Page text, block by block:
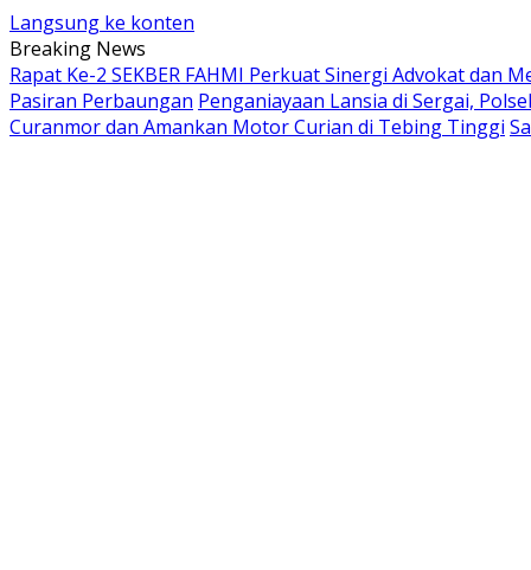
Langsung ke konten
Breaking News
Rapat Ke-2 SEKBER FAHMI Perkuat Sinergi Advokat dan
Pasiran Perbaungan Penganiayaan Lansia di Sergai,
Curanmor dan Amankan Motor Curian di Tebing Tinggi